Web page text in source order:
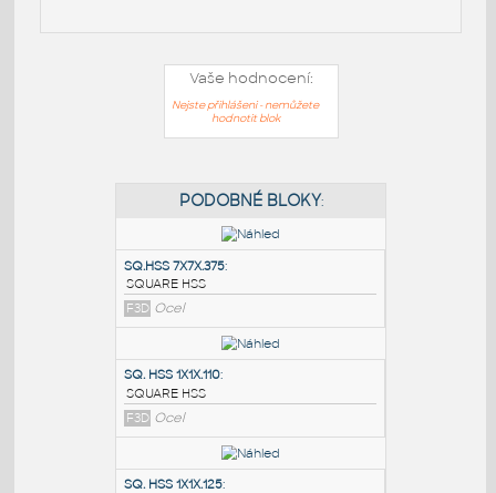
Vaše hodnocení:
Nejste přihlášeni - nemůžete
hodnotit blok
PODOBNÉ BLOKY
SQ.HSS 7X7X.375
SQUARE HSS
F3D Ocel